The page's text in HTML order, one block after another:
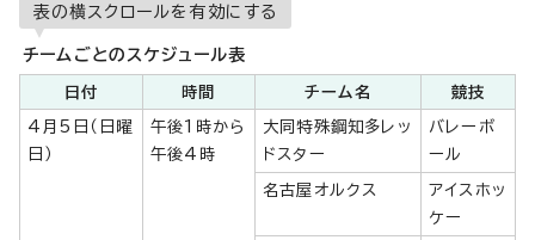
表の横スクロールを有効にする
チームごとのスケジュール表
日付 時間 チーム名 競技
4月5日（日曜
日）
午後1時から
午後4時
大同特殊鋼知多レッ
ドスター
バレーボ
ール
名古屋オルクス
アイスホッ
ケー